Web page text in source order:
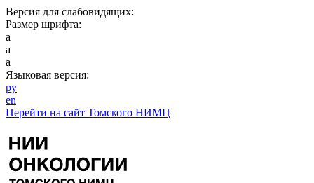
Версия для слабовидящих:
Размер шрифта:
a
a
a
Языковая версия:
ру
en
Перейти на сайт Томского НИМЦ